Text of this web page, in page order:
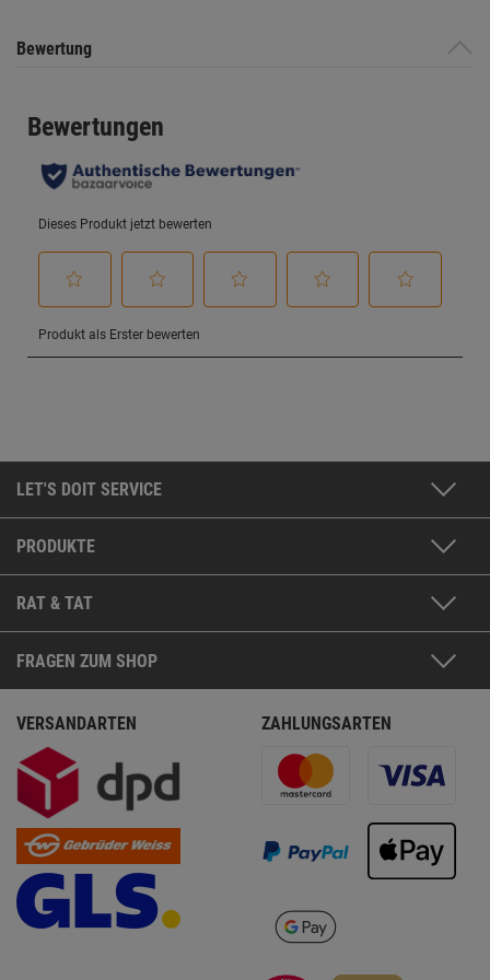
Bewertung
LET'S DOIT SERVICE
PRODUKTE
RAT & TAT
FRAGEN ZUM SHOP
VERSANDARTEN ZAHLUNGSARTEN